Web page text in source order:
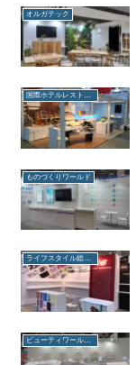
オルガテック
国際ホテルレストランショー
ものづくりワールド
ライフスタイル総合EXPO
ビューティワールドジャパン